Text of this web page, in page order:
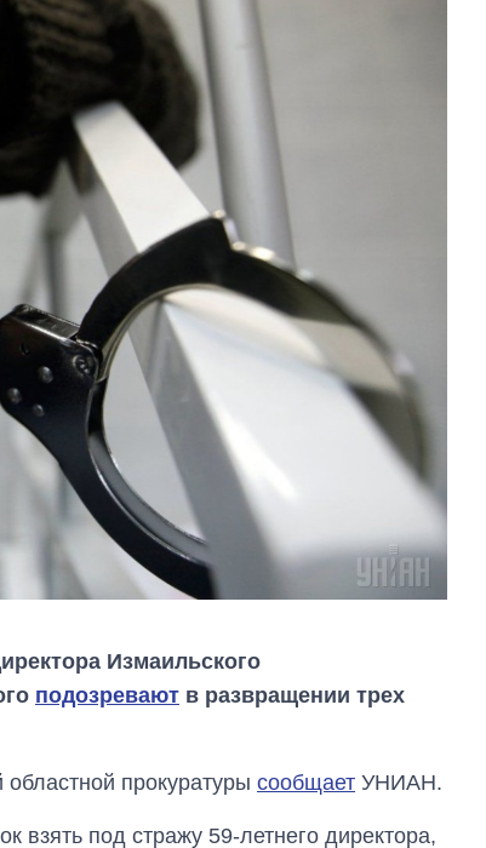
Измаильского
подозревают в развращении трех
прокуратуры сообщает УНИАН.
взять под стражу 59-летнего директора,